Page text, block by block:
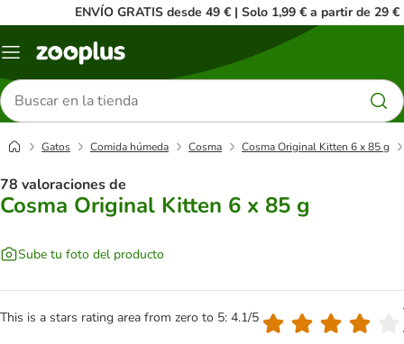
ENVÍO GRATIS desde 49 € | Solo 1,99 € a partir de 29 €
Menú
Buscar
productos
Gatos Comida húmeda Cosma Cosma Original Kitten 6 x 85 g
78 valoraciones de
Cosma Original Kitten 6 x 85 g
Sube tu foto del producto
This is a stars rating area from zero to 5: 4.1/5